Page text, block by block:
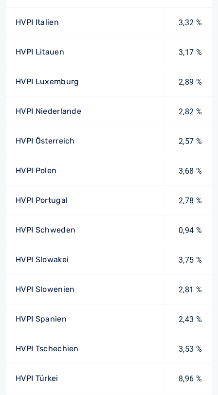
HVPI Italien 3,32 %
HVPI Litauen 3,17 %
HVPI Luxemburg 2,89 %
HVPI Niederlande 2,82 %
HVPI Österreich 2,57 %
HVPI Polen 3,68 %
HVPI Portugal 2,78 %
HVPI Schweden 0,94 %
HVPI Slowakei 3,75 %
HVPI Slowenien 2,81 %
HVPI Spanien 2,43 %
HVPI Tschechien 3,53 %
HVPI Türkei 8,96 %